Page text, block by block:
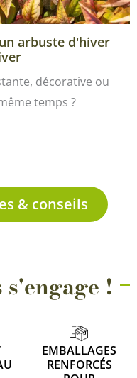
arbuste d'hiver
décorative ou
temps ?
& conseils
!
EMBALLAGES
RENFORCÉS